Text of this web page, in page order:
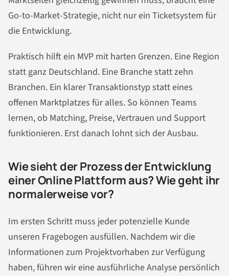
Go-to-Market-Strategie, nicht nur ein Ticketsystem für
die Entwicklung.
Praktisch hilft ein MVP mit harten Grenzen. Eine Region
statt ganz Deutschland. Eine Branche statt zehn
Branchen. Ein klarer Transaktionstyp statt eines
offenen Marktplatzes für alles. So können Teams
lernen, ob Matching, Preise, Vertrauen und Support
funktionieren. Erst danach lohnt sich der Ausbau.
Wie sieht der Prozess der Entwicklung
einer Online Plattform aus? Wie geht ihr
normalerweise vor?
Im ersten Schritt muss jeder potenzielle Kunde
unseren Fragebogen ausfüllen. Nachdem wir die
Informationen zum Projektvorhaben zur Verfügung
haben, führen wir eine ausführliche Analyse persönlich